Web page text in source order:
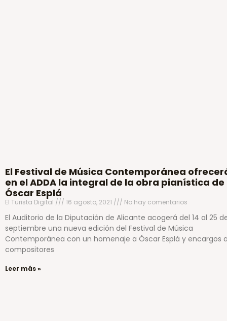
El Festival de Música Contemporánea
en el ADDA la integral de la obra pianística de
Óscar Esplá
El Turista Digital 16 agosto, 2021 No hay comentarios
El Auditorio de la Diputación de Alicante acogerá del 14 al 25
septiembre una nueva edición del Festival de Música
Contemporánea con un homenaje a Óscar Esplá y encargos
compositores
Leer más »